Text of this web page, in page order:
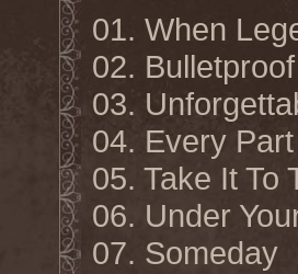
01. When
02. Bulletproof
03.
04. Every
05. Take It To
06. Under
07. Someday